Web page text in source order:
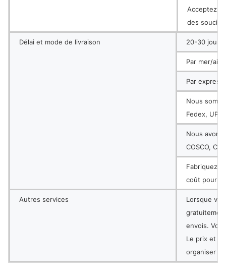
Acceptez
des soucis !
Délai et mode de livraison 20-30 jours
Par mer/air
Par express
Nous
Fedex,
Nous avons
COSCO,
Fabriquez
coût pour
Autres services
Lorsque
envois.
Le prix et
organiser